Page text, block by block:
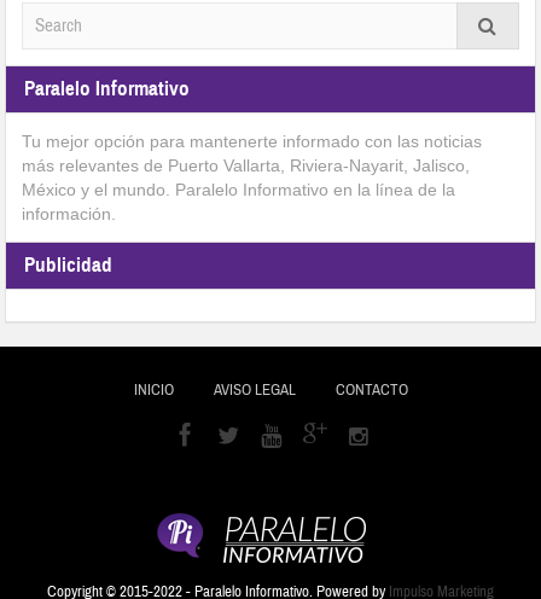
Paralelo Informativo
Tu mejor opción para mantenerte informado con las noticias
más relevantes de Puerto Vallarta, Riviera-Nayarit, Jalisco,
México y el mundo. Paralelo Informativo en la línea de la
información.
Publicidad
INICIO AVISO LEGAL CONTACTO
Copyright © 2015-2022 - Paralelo Informativo. Powered by Impulso Marketing